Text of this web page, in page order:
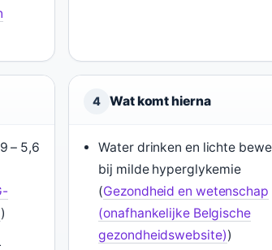
– 5,6
)
4 Wat komt hierna
Water drinken en lichte
bij milde hyperglykemie
(Gezondheid en wetenschap
(onafhankelijke Belgische
gezondheidswebsite))